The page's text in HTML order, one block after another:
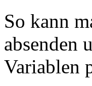
So kann
absenden
Variablen